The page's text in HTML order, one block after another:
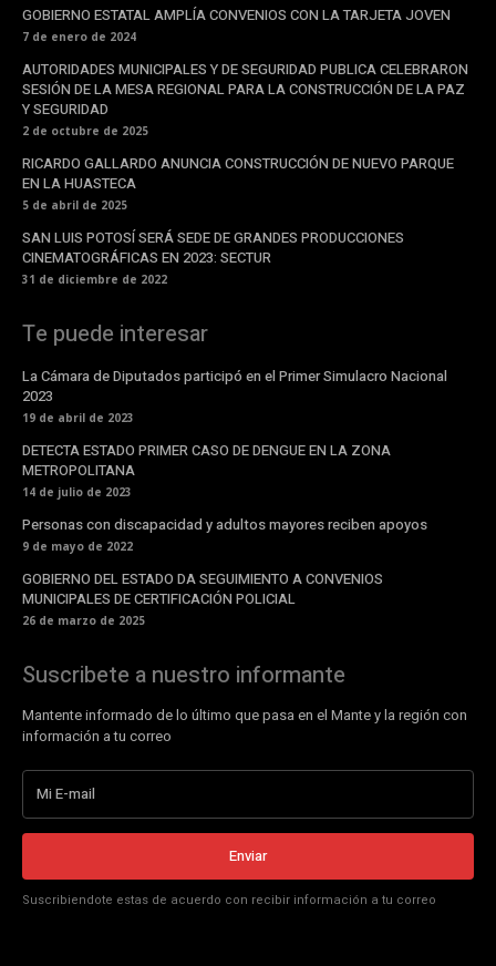
GOBIERNO ESTATAL AMPLÍA CONVENIOS CON LA TARJETA JOVEN
7 de enero de 2024
AUTORIDADES MUNICIPALES Y DE SEGURIDAD PUBLICA CELEBRARON
SESIÓN DE LA MESA REGIONAL PARA LA CONSTRUCCIÓN DE LA PAZ
Y SEGURIDAD
2 de octubre de 2025
RICARDO GALLARDO ANUNCIA CONSTRUCCIÓN DE NUEVO PARQUE
EN LA HUASTECA
5 de abril de 2025
SAN LUIS POTOSÍ SERÁ SEDE DE GRANDES PRODUCCIONES
CINEMATOGRÁFICAS EN 2023: SECTUR
31 de diciembre de 2022
Te puede interesar
La Cámara de Diputados participó en el Primer Simulacro Nacional
2023
19 de abril de 2023
DETECTA ESTADO PRIMER CASO DE DENGUE EN LA ZONA
METROPOLITANA
14 de julio de 2023
Personas con discapacidad y adultos mayores reciben apoyos
9 de mayo de 2022
GOBIERNO DEL ESTADO DA SEGUIMIENTO A CONVENIOS
MUNICIPALES DE CERTIFICACIÓN POLICIAL
26 de marzo de 2025
Suscribete a nuestro informante
Mantente informado de lo último que pasa en el Mante y la región con
información a tu correo
Enviar
Suscribiendote estas de acuerdo con recibir información a tu correo